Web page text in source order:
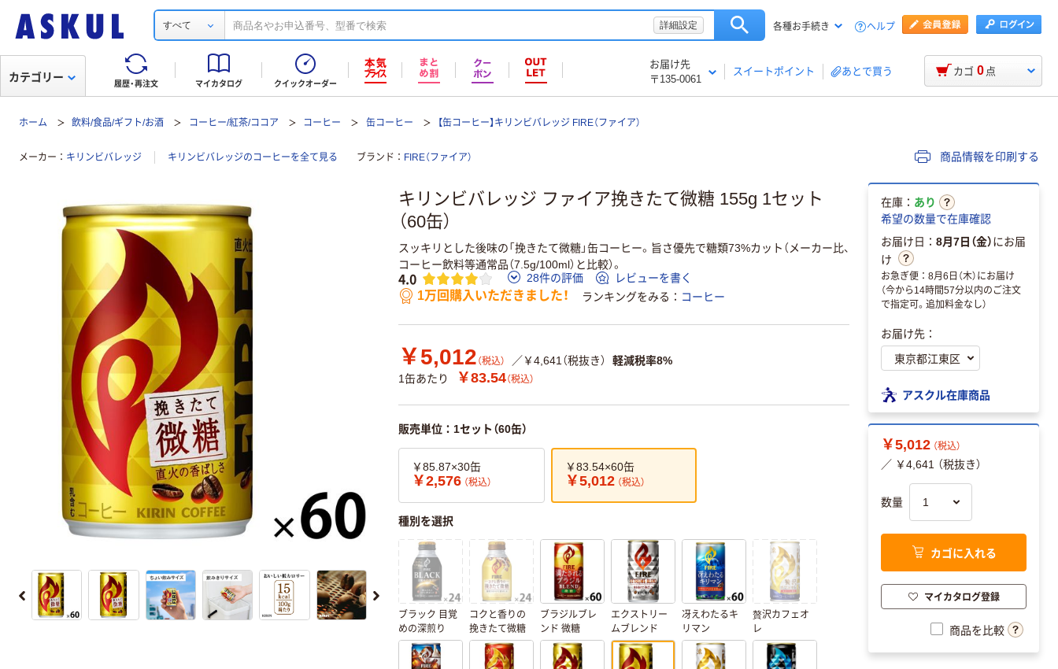
すべて 詳細設定 各種お手続き ヘルプ
履歴・再注文 マイカタログ クイックオーダー
お届け先
〒135-0061
スイートポイント あとで買う
カテゴリー カゴ 0 点
ホーム 飲料/食品/ギフト/お酒 コーヒー/紅茶/ココア コーヒー 缶コーヒー 【缶コーヒー】キリンビバレッジ FIRE（ファイア）
メーカー キリンビバレッジ キリンビバレッジのコーヒーを全て見る ブランド FIRE（ファイア） 商品情報を印刷する
キリンビバレッジ ファイア挽きたて微糖 155g 1セット
（60缶）
スッキリとした後味の「挽きたて微糖」缶コーヒー。旨さ優先で糖類73%カット（メーカー比、
コーヒー飲料等通常品（7.5g/100ml）と比較）。
4.0 28件の評価 レビューを書く
1万回購入いただきました！ ランキングをみる コーヒー
￥5,012 （税込） ／￥4,641（税抜き）
軽減税率8%
1缶あたり
￥83.54（税込）
販売単位：1セット（60缶）
￥85.87×30缶
￥2,576 （税込）
￥83.54×60缶
￥5,012 （税込）
種別を選択
ブラック 目覚
めの深煎り
コクと香りの
挽きたて微糖
ブラジルブレ
ンド 微糖
エクストリー
ムブレンド
冴えわたるキ
リマン
贅沢カフェオ
レ
在庫： あり
希望の数量で在庫確認
お届け日： 8月7日（金）にお届
け
お急ぎ便：8月6日（木）にお届け
（今から14時間57分以内のご注文
で指定可。追加料金なし）
お届け先：
アスクル在庫商品
￥5,012 （税込）
／ ￥4,641 （税抜き）
数量
カゴに入れる
マイカタログ登録
商品を比較